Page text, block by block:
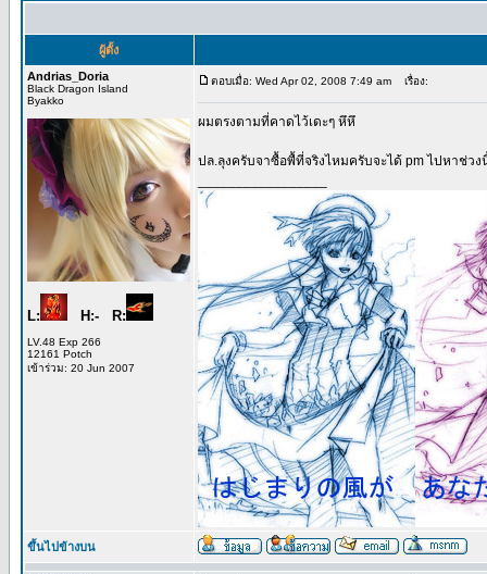
ผู้ตั้ง
Andrias_Doria
Black Dragon Island
Byakko
L: H:- R:
LV.48 Exp 266
12161 Potch
เข้าร่วม: 20 Jun 2007
ตอบเมื่อ: Wed Apr 02, 2008 7:49 am เรื่อง:
ผมตรงตามที่คาดไว้เดะๆ หึหึ
ปล.ลุงครับจาซื้อพื้ที่จริงไหมครับจะได้ pm ไปหาช่วง
ขึ้นไปข้างบน